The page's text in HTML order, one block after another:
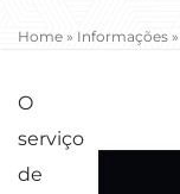
Home » Informações »
O
serviço
de